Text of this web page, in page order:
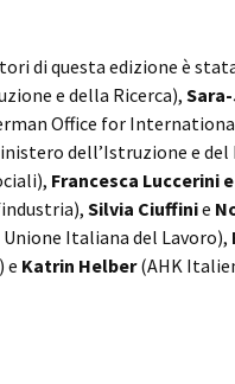
di questa edizione è
e della Ricerca),
Office for
dell’Istruzione e del
Francesca Luccerini
Silvia Ciuffinie
Unione Italiana del Lavoro),
e Katrin Helber(AHK